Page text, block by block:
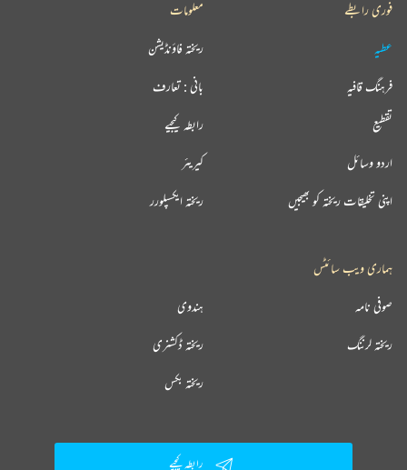
فوری رابطے
عطیہ
فرہنگ قافیہ
تقطیع
اردو وسائل
اپنی تخلیقات ریختہ کو بھیجیں
معلومات
ریختہ فاؤنڈیشن
بانی : تعارف
رابطہ کیجیے
کیریئر
ریختہ ایکسپلورر
ہماری ویب سائٹس
ہندوی صوفی نامہ
ریختہ ڈکشنری ریختہ لرننگ
ریختہ بکس
رابطہ کیجیے